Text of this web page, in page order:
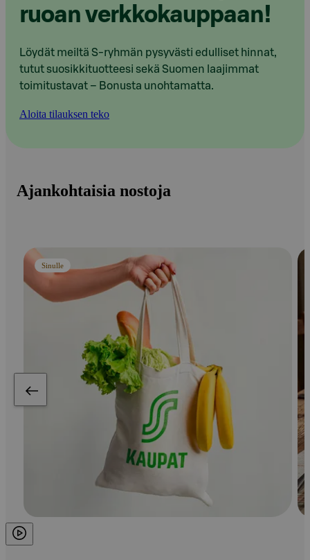
ruoan verkkokauppaan!
Löydät meiltä S-ryhmän pysyvästi edulliset hinnat,
tutut suosikkituotteesi sekä Suomen laajimmat
toimitustavat – Bonusta unohtamatta.
Aloita tilauksen teko
Ajankohtaisia nostoja
Sinulle